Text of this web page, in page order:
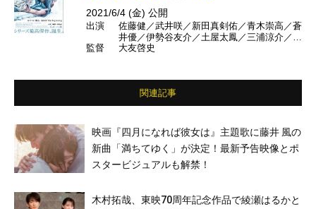
2021/6/4 (金) 公開
出演
佐藤健／武井咲／新田真剣佑／青木崇高／蒼
井優／伊勢谷友介／土屋太鳳／三浦涼介／音
尾琢真／鶴見辰吾／中原丈雄／北村一輝／有
監督 大友啓史
関連記事
映画『四月になれば彼女は』主題歌に藤井 風の
新曲「満ちてゆく」が決定！最新予告映像とポ
スタービジュアルも解禁！
木村拓哉、東映70周年記念作品で綾瀬はるかと